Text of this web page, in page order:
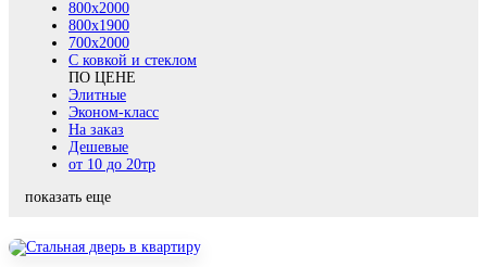
800х2000
800x1900
700x2000
С ковкой и стеклом
ПО ЦЕНЕ
Элитные
Эконом-класс
На заказ
Дешевые
от 10 до 20тр
показать еще